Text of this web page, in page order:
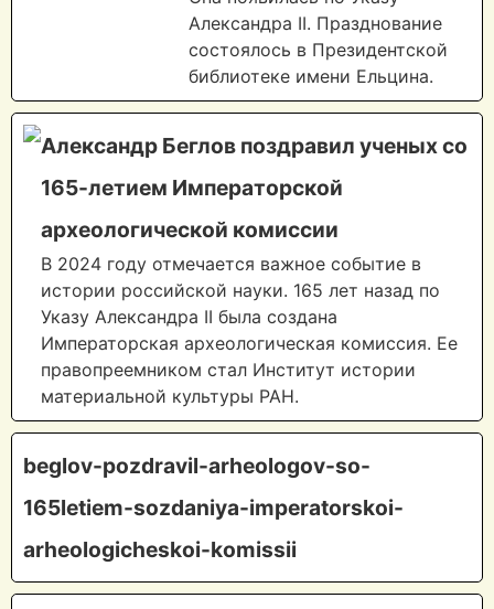
Александра II. Празднование
состоялось в Президентской
библиотеке имени Ельцина.
Александр Беглов поздравил ученых со
165-летием Императорской
археологической комиссии
В 2024 году отмечается важное событие в
истории российской науки. 165 лет назад по
Указу Александра II была создана
Императорская археологическая комиссия. Ее
правопреемником стал Институт истории
материальной культуры РАН.
beglov-pozdravil-arheologov-so-
165letiem-sozdaniya-imperatorskoi-
arheologicheskoi-komissii